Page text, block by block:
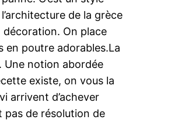
de la grèce
décoration. On place
en poutre adorables.La
Une notion abordée
existe, on vous la
arrivent d’achever
pas de résolution de